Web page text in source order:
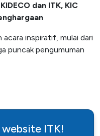
dan ITK, KIC
acara inspiratif, mulai dari
puncak pengumuman
ITK!